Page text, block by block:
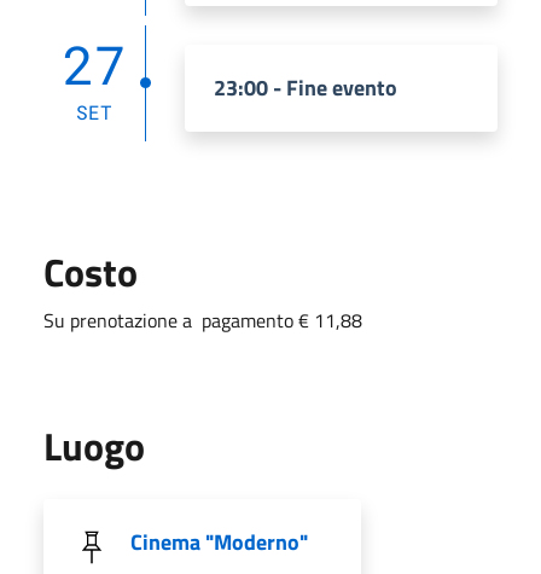
27
SET
23:00 - Fine evento
Costo
Su prenotazione a pagamento € 11,88
Luogo
Cinema "Moderno"